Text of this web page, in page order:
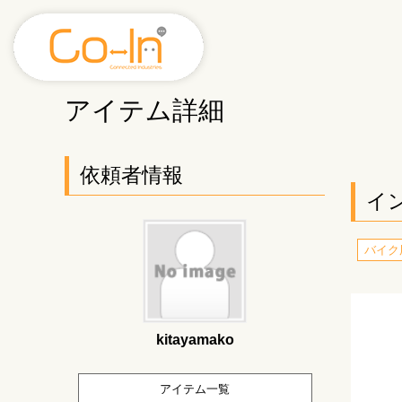
アイテム詳細
依頼者情報
kitayamako
アイテム一覧
イ
バイク